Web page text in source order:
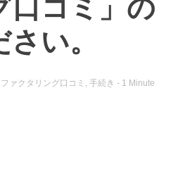
口コミ」の
い。
ァクタリング口コミ , 手続き - 1 Minute